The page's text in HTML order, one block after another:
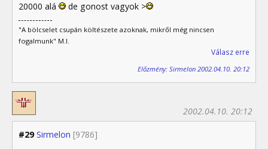
20000 alá
de gonost vagyok >
"A bölcselet csupán költészete azoknak, mikről még nincsen
fogalmunk" M.I.
Válasz erre
Előzmény: Sirmelon 2002.04.10. 20:12
#29 Sirmelon [9786]
2002.04.10. 20:12